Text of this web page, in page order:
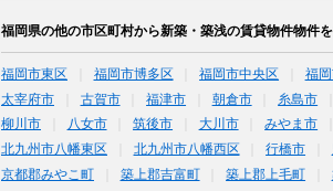
福岡県の他の市区町村から新築・築浅の賃貸物件物件
福岡市東区 福岡市博多区 福岡市中央区 福
太宰府市
古賀市 福津市 朝倉市 糸島市
柳川市
八女市 筑後市 大川市 みやま市
北九州市八幡東区
北九州市八幡西区 行橋市
京都郡みやこ町
築上郡吉富町 築上郡上毛町